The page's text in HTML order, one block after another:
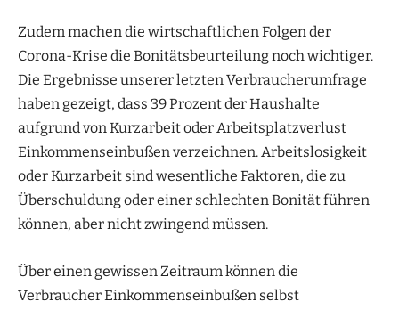
Zudem machen die wirtschaftlichen Folgen der
Corona-Krise die Bonitätsbeurteilung noch wichtiger.
Die Ergebnisse unserer letzten Verbraucherumfrage
haben gezeigt, dass 39 Prozent der Haushalte
aufgrund von Kurzarbeit oder Arbeitsplatzverlust
Einkommenseinbußen verzeichnen. Arbeitslosigkeit
oder Kurzarbeit sind wesentliche Faktoren, die zu
Überschuldung oder einer schlechten Bonität führen
können, aber nicht zwingend müssen.
Über einen gewissen Zeitraum können die
Verbraucher Einkommenseinbußen selbst